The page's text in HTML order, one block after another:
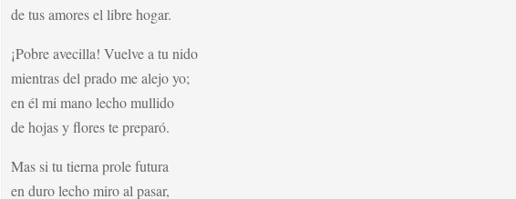
de tus amores el libre hogar.
¡Pobre avecilla! Vuelve a tu nido
mientras del prado me alejo yo;
en él mi mano lecho mullido
de hojas y flores te preparó.
Mas si tu tierna prole futura
en duro lecho miro al pasar,